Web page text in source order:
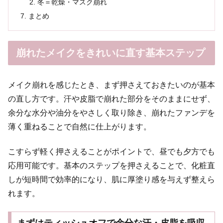
冬＝乾燥・マスク崩れ
まとめ
崩れたメイクをきれいに直す基本ステップ
メイク崩れを感じたとき、まず押さえておきたいのが基本
の直し方です。汗や皮脂で崩れた部分をそのままにせず、
余分な水分や油分をやさしく取り除き、崩れたファンデを
薄く重ねることで自然に仕上がります。
こすらず軽く押さえることがポイントで、昼でも夕方でも
応用可能です。基本のステップを押さえることで、化粧直
しが短時間で効率的になり、肌に厚塗り感を与えず整えら
れます。